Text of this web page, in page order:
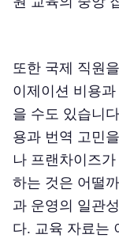
또한 국제 직원
이제이션 비용
을 수도 있습니
용과 번역 고민
나 프랜차이즈
하는 것은 어떨
과 운영의 일관
다. 교육 자료는